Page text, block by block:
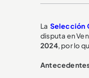
La Selección
disputa en
2024, por lo